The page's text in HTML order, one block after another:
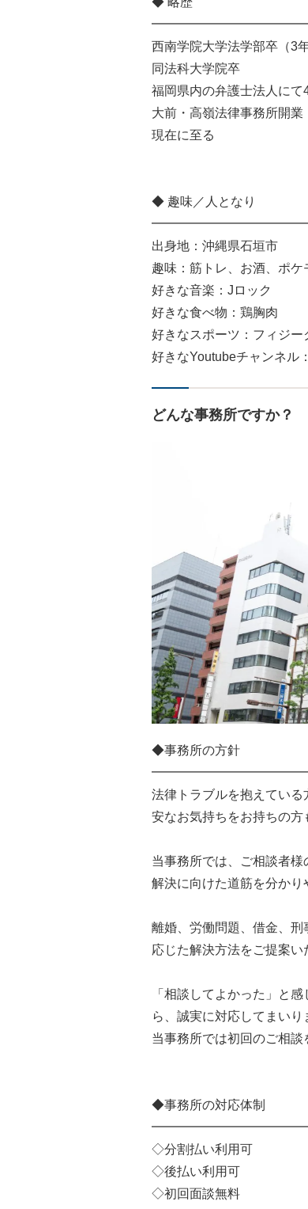
西南学院大学法学部卒（3
同法科大学院卒
福岡県内の弁護士法人にて
大前・高嶺法律事務所開業
現在に至る
◆ 趣味／人となり
出身地：沖縄県石垣市
趣味：筋トレ、お酒、ポケ
好きな音楽：Jロック
好きな食べ物：鶏胸肉
好きなスポーツ：フィジー
好きなYoutubeチャンネル
どんな事務所ですか？
◆事務所の方針
法律トラブルを抱えてい
安なお気持ちをお持ちの方
当事務所では、ご相談者様
解決に向けた道筋を分かり
離婚、労働問題、借金、
応じた解決方法をご提案い
「相談してよかった」と
ら、誠実に対応してまいり
当事務所では初回のご相談
◆事務所の対応体制
◇分割払い利用可
◇後払い利用可
◇初回面談無料